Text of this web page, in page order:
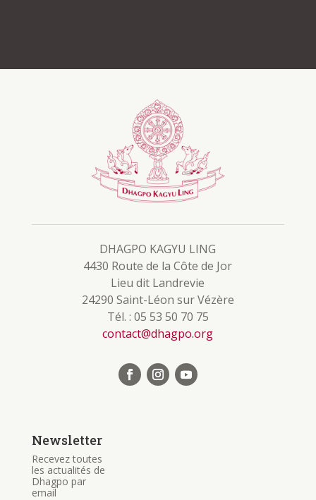
DHAGPO KAGYU LING
4430 Route de la Côte de Jor
Lieu dit Landrevie
24290 Saint-Léon sur Vézère
Tél. : 05 53 50 70 75
contact@dhagpo.org
Newsletter
Recevez toutes
les actualités de
Dhagpo par
email